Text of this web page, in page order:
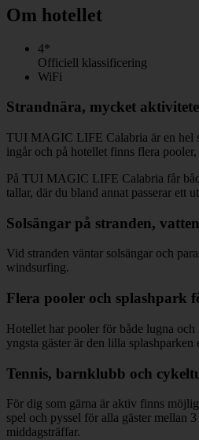
Om hotellet
4*
Officiell klassificering
WiFi
Strandnära, mycket
TUI MAGIC LIFE Calabria är en hel
ingår och på hotellet finns flera
På TUI MAGIC LIFE Calabria får
tallar, där du bland annat passerar ett
Solsängar på stranden,
Vid stranden väntar solsängar och
windsurfing.
Flera pooler och splashpark
Hotellet har pooler för både lugna
yngsta gäster är den lilla
Tennis, barnklubb och
För dig som gärna är aktiv finns
spel och pyssel för alla gäster mellan
middagsträffar.